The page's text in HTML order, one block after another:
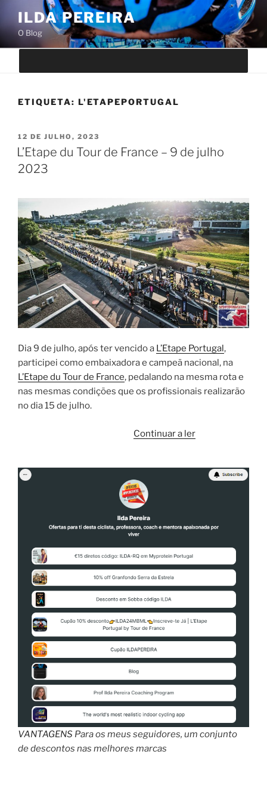
o
conteúdo
ILDA PEREIRA
O Blog
ETIQUETA: L'ETAPEPORTUGAL
PUBLICADO
EM
12 DE JULHO, 2023
L’Etape du Tour de France – 9 de julho
2023
Dia 9 de julho, após ter vencido a L’Etape Portugal ,
participei como embaixadora e campeã nacional, na
L’Etape du Tour de France, pedalando na mesma rota e
nas mesmas condições que os profissionais realizarão
no dia 15 de julho.
Continuar a ler“L’Etape
julho
2023”
VANTAGENS Para os meus seguidores, um conjunto
de descontos nas melhores marcas